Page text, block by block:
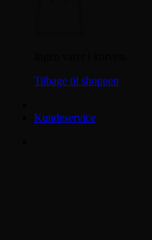
Tilbage til shoppen
Kundeservice